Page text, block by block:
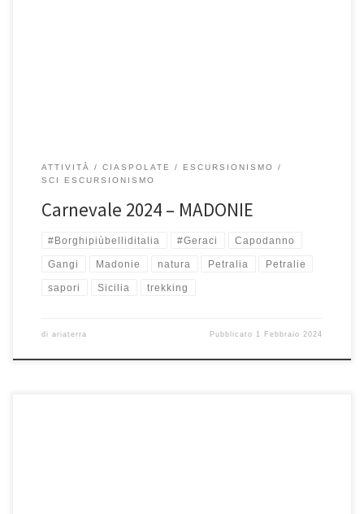
ATTIVITÀ CIASPOLATE
ESCURSIONISMO
SCI ESCURSIONISMO
Carnevale 2024 – MADONIE
#Borghipiùbelliditalia #Geraci Capodanno
Gangi Madonie natura Petralia Petralie
sapori Sicilia trekking
di ariaterra Pubblicato 1 Febbraio 2024